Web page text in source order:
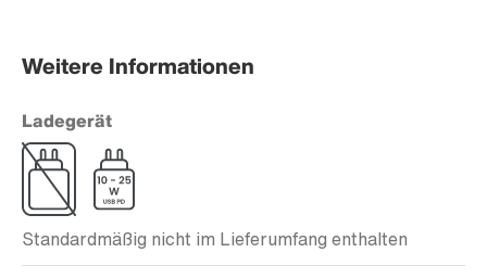
Weitere Informationen
Ladegerät
Standardmäßig nicht im Lieferumfang enthalten